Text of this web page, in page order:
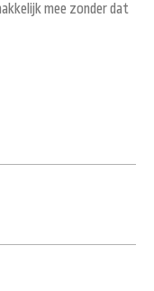
mee zonder dat